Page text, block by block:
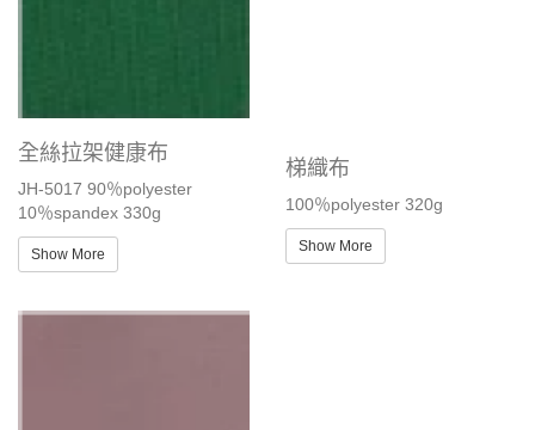
全絲拉架健康布
JH-5017 90％polyester
10％spandex 330g
Show More
梯織布
100％polyester 320g
Show More